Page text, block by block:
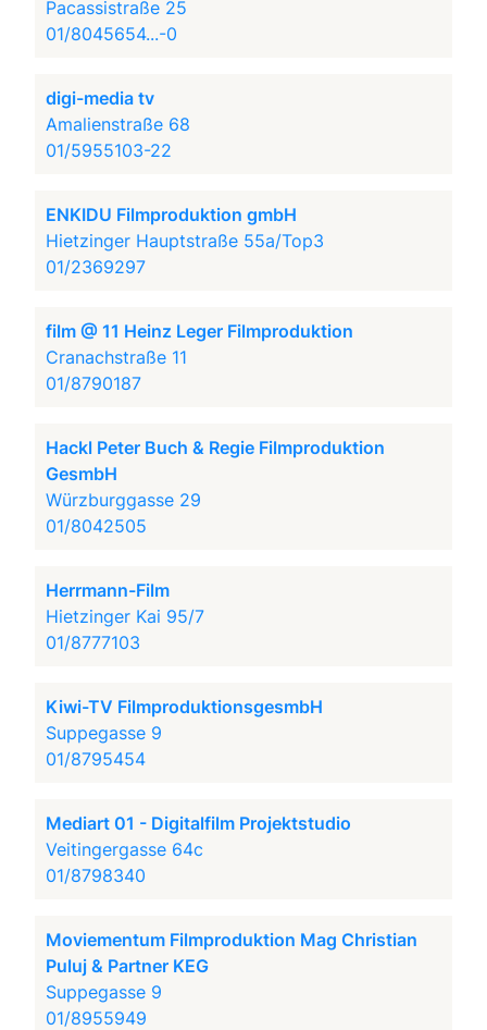
Pacassistraße 25
01/8045654...-0
digi-media tv
Amalienstraße 68
01/5955103-22
ENKIDU Filmproduktion gmbH
Hietzinger Hauptstraße 55a/Top3
01/2369297
film @ 11 Heinz Leger Filmproduktion
Cranachstraße 11
01/8790187
Hackl Peter Buch & Regie Filmproduktion
GesmbH
Würzburggasse 29
01/8042505
Herrmann-Film
Hietzinger Kai 95/7
01/8777103
Kiwi-TV FilmproduktionsgesmbH
Suppegasse 9
01/8795454
Mediart 01 - Digitalfilm Projektstudio
Veitingergasse 64c
01/8798340
Moviementum Filmproduktion Mag Christian
Puluj & Partner KEG
Suppegasse 9
01/8955949